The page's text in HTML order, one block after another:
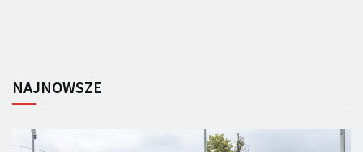
NAJNOWSZE